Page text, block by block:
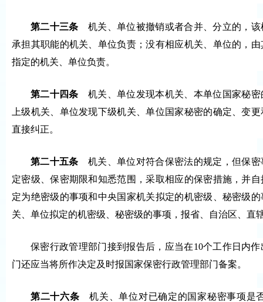
第二十三条 机关、单位被撤销或者合并、分立的，
承担其职能的机关、单位负责；没有相应机关、单位的，
指定的机关、单位负责。
第二十四条 机关、单位发现本机关、本单位国家秘
上级机关、单位发现下级机关、单位国家秘密的确定、变
直接纠正。
第二十五条 机关、单位对符合保密法的规定，但保
定密级、保密期限和知悉范围，采取相应的保密措施，并
定为绝密级的事项和中央国家机关拟定的机密级、秘密级
关、单位拟定的机密级、秘密级的事项，报省、自治区、直
保密行政管理部门接到报告后，应当在10个工作日内
门还应当将所作决定及时报国家保密行政管理部门备案。
第二十六条 机关、单位对已确定的国家秘密事项是